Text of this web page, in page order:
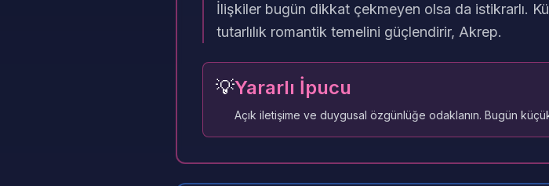
İlişkiler bugün dikkat çekmeyen olsa da istikrarlı.
tutarlılık romantik temelini güçlendirir, Akrep.
💡Yararlı İpucu
Açık iletişime ve duygusal özgünlüğe odaklanın. Bugün